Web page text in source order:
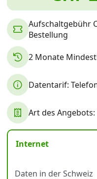
News
Forum
Über uns
Datenschutz·AGB·
Aufschaltgebühr
Bestellung
2 Monate
Datentarif:
Art des
Internet
Daten in der Schweiz